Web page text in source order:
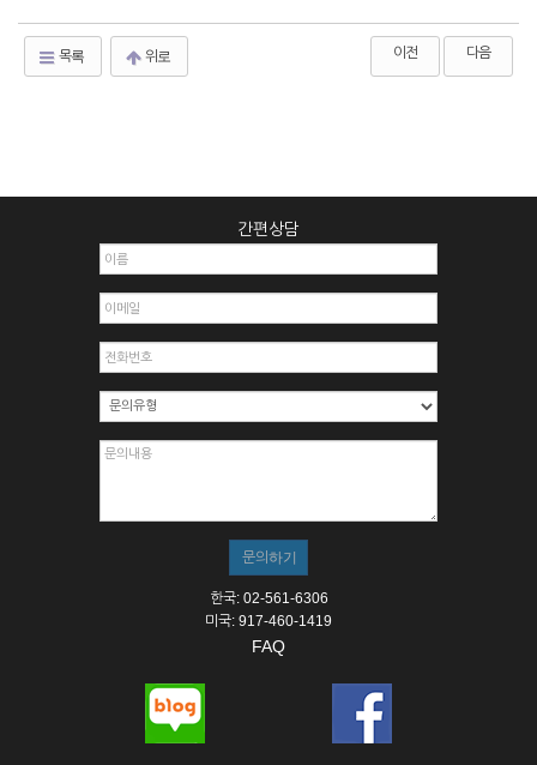
목록 위로 이전 다음
간편상담
한국: 02-561-6306
미국: 917-460-1419
FAQ